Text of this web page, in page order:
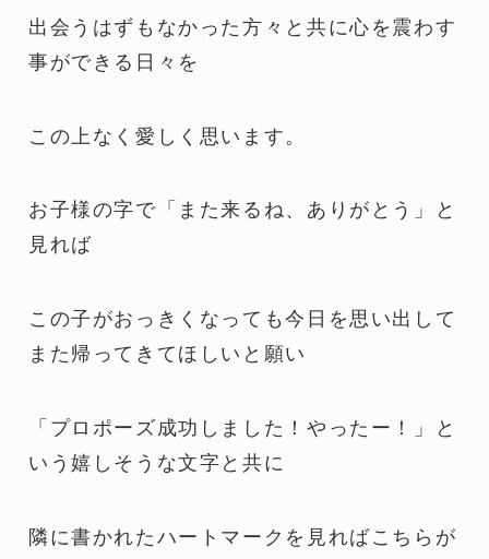
出会うはずもなかった方々と共に心を震わす
事ができる日々を
この上なく愛しく思います。
お子様の字で「また来るね、ありがとう」と
見れば
この子がおっきくなっても今日を思い出して
また帰ってきてほしいと願い
「プロポーズ成功しました！やったー！」と
いう嬉しそうな文字と共に
隣に書かれたハートマークを見ればこちらが